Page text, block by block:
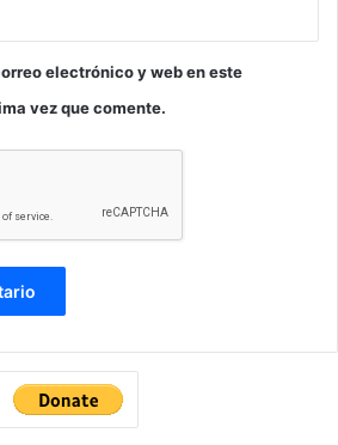
electrónico y web en este
vez que comente.